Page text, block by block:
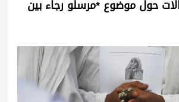
حول موضوع *مرسلو رجاء بين